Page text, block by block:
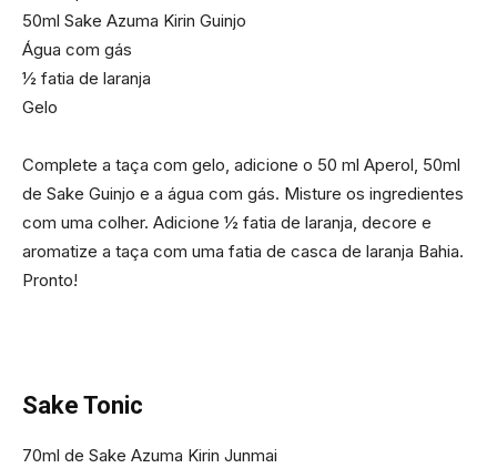
50ml Sake Azuma Kirin Guinjo
Água com gás
½ fatia de laranja
Gelo
Complete a taça com gelo, adicione o 50 ml Aperol, 50ml
de Sake Guinjo e a água com gás. Misture os ingredientes
com uma colher. Adicione ½ fatia de laranja, decore e
aromatize a taça com uma fatia de casca de laranja Bahia.
Pronto!
Sake Tonic
70ml de Sake Azuma Kirin Junmai